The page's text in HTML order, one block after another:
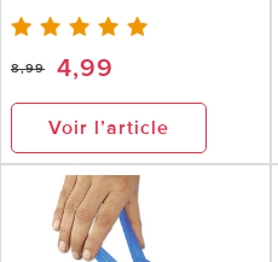
8,99 4,99
Voir l’article